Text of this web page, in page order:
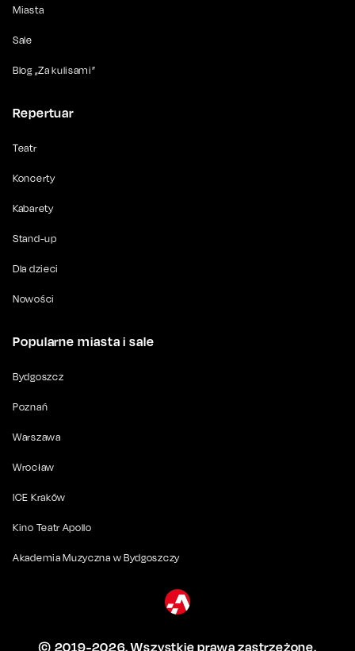
Miasta
Sale
Blog „Za kulisami”
Repertuar
Teatr
Koncerty
Kabarety
Stand-up
Dla dzieci
Nowości
Popularne miasta i sale
Bydgoszcz
Poznań
Warszawa
Wrocław
ICE Kraków
Kino Teatr Apollo
Akademia Muzyczna w Bydgoszczy
© 2019-2026. Wszystkie prawa zastrzeżone.